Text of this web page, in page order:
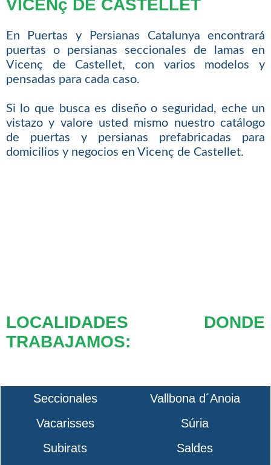
VICENç DE CASTELLET
En Puertas y Persianas Catalunya encontrará
puertas o persianas seccionales de lamas en
Vicenç de Castellet, con varios modelos y
pensadas para cada caso.
Si lo que busca es diseño o seguridad, eche un
vistazo y valore usted mismo nuestro catálogo
de puertas y persianas prefabricadas para
domicilios y negocios en Vicenç de Castellet.
LOCALIDADES DONDE
TRABAJAMOS:
Seccionales
Vallbona d´Anoia
Vacarisses
Súria
Subirats
Saldes